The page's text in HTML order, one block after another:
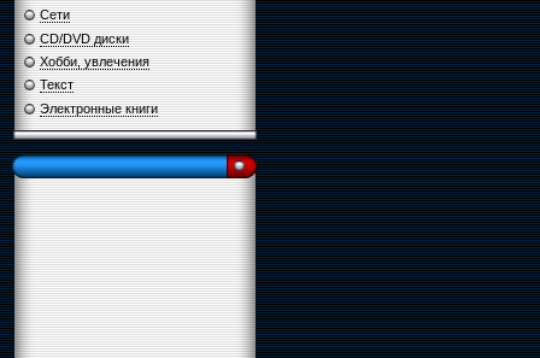
Сети
CD/DVD диски
Хобби, увлечения
Текст
Электронные книги